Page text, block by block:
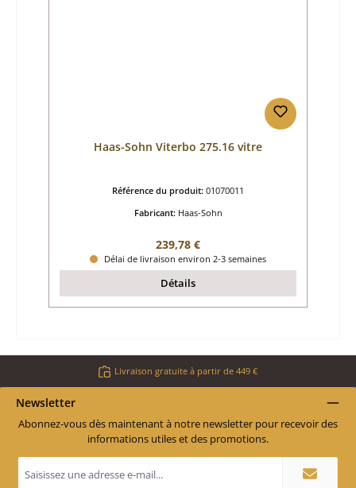
Haas-Sohn Viterbo 275.16 vitre
Référence du produit: 01070011
Fabricant: Haas-Sohn
Prix régulier :
239,78 €
Délai de livraison environ 2-3 semaines
Détails
Livraison gratuite à partir de 449 €
Newsletter
Abonnez-vous dès maintenant à notre newsletter pour recevoir des
informations utiles et des promotions.
Adresse
e-